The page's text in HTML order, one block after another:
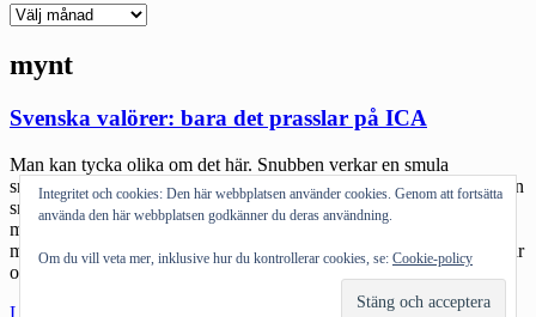
Deepedition
mynt
Svenska valörer: bara det prasslar på ICA
Man kan tycka olika om det här. Snubben verkar en smula
snedseglad och uppenbarligen en rejäl rättshaverist. Samtidigt är han
smart nog att filma det hela – en utveckling som onekligen nu är
mainstream. Att dividera om det han gör innebär att man direkt
måste förklara att Janne Josefsson m fl journalisters smygfilmande är
omoraliskt. […]
Läs mer
Integritet och cookies: Den här webbplatsen använder cookies. Genom att fortsätta
använda den här webbplatsen godkänner du deras användning.
Om du vill veta mer, inklusive hur du kontrollerar cookies, se: Cookie-policy